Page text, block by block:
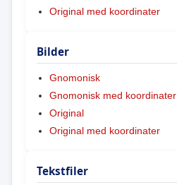
Original med koordinater
Bilder
Gnomonisk
Gnomonisk med koordinater
Original
Original med koordinater
Tekstfiler